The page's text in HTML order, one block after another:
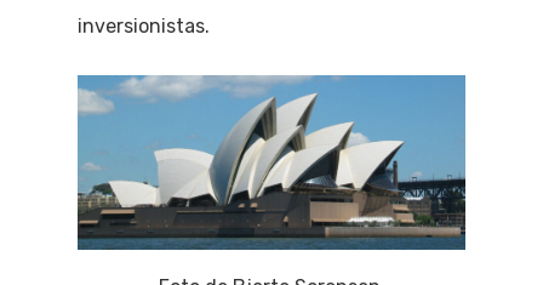
inversionistas.